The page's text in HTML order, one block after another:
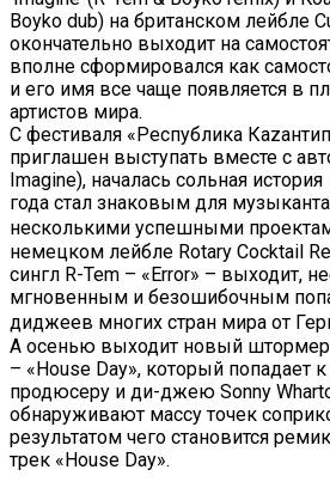
Boyko dub) на британском лейбле
окончательно выходит на
вполне сформировался как
и его имя все чаще появляется в
артистов мира.
С фестиваля «Республика
приглашен выступать вместе с
Imagine), началась сольная
года стал знаковым для
несколькими успешными
немецком лейбле Rotary Cocktail
сингл R-Tem – «Error» – выходит,
мгновенным и безошибочным
диджеев многих стран мира от
А осенью выходит новый штормер
– «House Day», который попадает
продюсеру и ди-джею Sonny
обнаруживают массу точек
результатом чего становится
трек «House Day».